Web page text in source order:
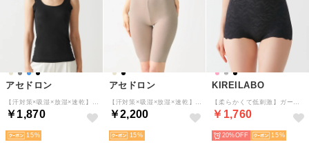
アセドロン
￥1,870
15
アセドロン
￥2,200
15
KIREILABO
￥1,760
20% 15